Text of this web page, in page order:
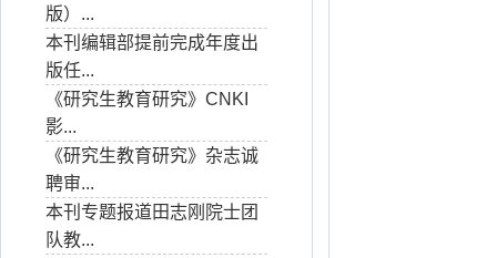
版）...
本刊编辑部提前完成年度出
版任...
《研究生教育研究》CNKI
影...
《研究生教育研究》杂志诚
聘审...
本刊专题报道田志刚院士团
队教...